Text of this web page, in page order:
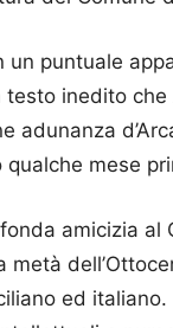
un puntuale
testo inedito
adunanza
mese
amicizia al
metà
ed